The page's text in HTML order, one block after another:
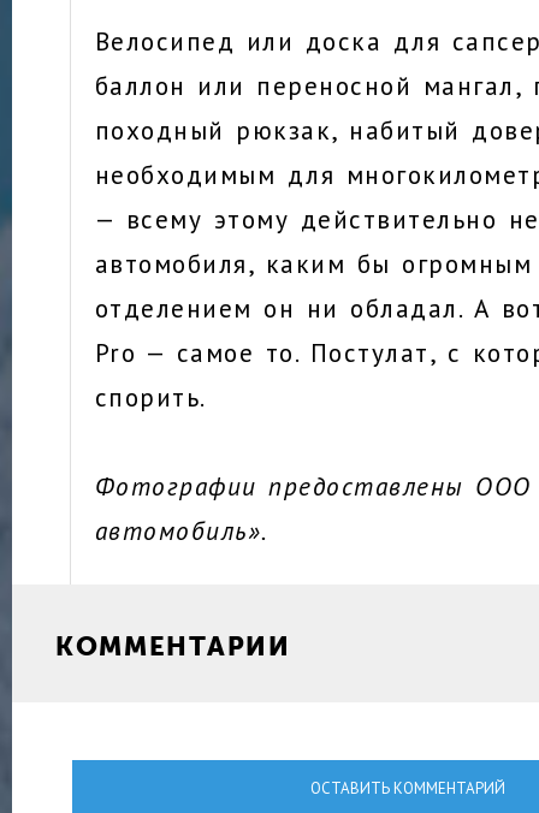
Велосипед или доска для
баллон или переносной мангал,
походный рюкзак, набитый
необходимым для
— всему этому действительно
автомобиля, каким бы
отделением он ни обладал. А
Pro — самое то. Постулат, с
спорить.
Фотографии предоставлены
автомобиль».
КОММЕНТАРИИ
ОСТАВИТЬ КОММЕНТАРИЙ